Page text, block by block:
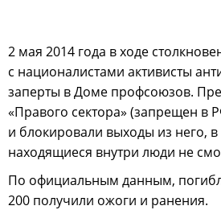
2 мая 2014 года в ходе
с националистами активисты
заперты в Доме профсоюзов.
«Правого сектора» (запрещен в
и блокировали выходы из него, в
находящиеся внутри люди не
По официальным данным,
200 получили ожоги и ранения.